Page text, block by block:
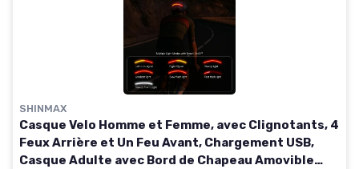
SHINMAX
Casque Velo Homme et Femme, avec Clignotants, 4
Feux Arrière et Un Feu Avant, Chargement USB,
Casque Adulte avec Bord de Chapeau Amovible